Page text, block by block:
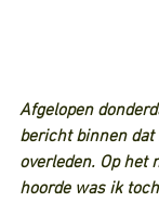
Afgelopen
bericht binnen dat
overleden. Op het
hoorde was ik